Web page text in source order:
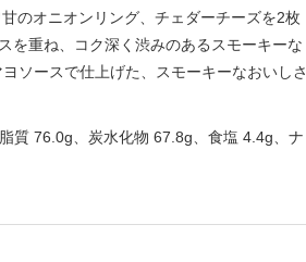
のオニオンリング、チェダーチーズを2枚
を重ね、コク深く渋みのあるスモーキーな
ソースで仕上げた、スモーキーなおいしさ
質 76.0g、炭水化物 67.8g、食塩 4.4g、ナ